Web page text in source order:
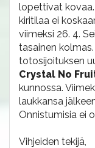
lopettivat kovaa.
kiritilaa ei
viimeksi 26. 4.
tasainen
totosijoituksen
Crystal No
kunnossa.
laukkansa
Onnistumisia ei
Vihjeiden tekijä,